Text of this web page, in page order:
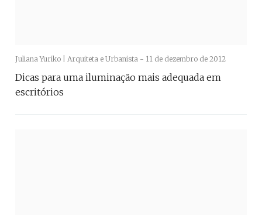
Juliana Yuriko | Arquiteta e Urbanista - 11 de dezembro de 2012
Dicas para uma iluminação mais adequada em
escritórios